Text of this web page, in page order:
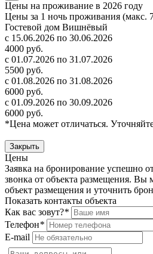
Цены на проживание в 2026 году
Цены за 1 ночь проживания (макс.
Гостевой дом Вишнёвый
с 15.06.2026 по 30.06.2026
4000 руб.
с 01.07.2026 по 31.07.2026
5500 руб.
с 01.08.2026 по 31.08.2026
6000 руб.
с 01.09.2026 по 30.09.2026
6000 руб.
*Цена может отличаться.
Закрыть
Цены
Заявка на бронирование успешно
звонка от объекта размещения. Вы
объект размещения и уточнить
Показать контакты объекта
Как вас зовут?*
Телефон*
E-mail